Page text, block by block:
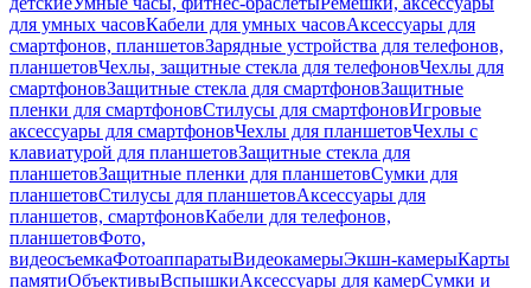
для умных часовКабели для умных часовАксессуары для
смартфонов, планшетовЗарядные устройства для телефонов,
планшетовЧехлы, защитные стекла для телефоновЧехлы для
смартфоновЗащитные стекла для смартфоновЗащитные
пленки для смартфоновСтилусы для смартфоновИгровые
аксессуары для смартфоновЧехлы для планшетовЧехлы с
клавиатурой для планшетовЗащитные стекла для
планшетовЗащитные пленки для планшетовСумки для
планшетовСтилусы для планшетовАксессуары для
планшетов, смартфоновКабели для телефонов,
планшетовФото,
видеосъемкаФотоаппаратыВидеокамерыЭкшн-камерыКарты
памятиОбъективыВспышкиАксессуары для камерСумки и